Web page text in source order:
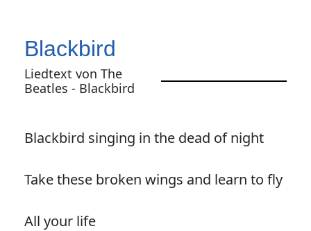
Blackbird
Liedtext von The
Beatles - Blackbird
Blackbird singing in the dead of night
Take these broken wings and learn to fly
All your life